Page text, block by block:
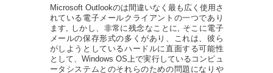
Microsoft Outlookのは間違いなく最も広く使用さ
れている電子メールクライアントの一つであり
ます, しかし、非常に残念なことに, そこに電子
メールの保存形式の多くがあり、これは、彼ら
がしようとしているハードルに直面する可能性
として、Windows OS上で実行しているコンピュ
ータシステムとのそれらのための問題になりや